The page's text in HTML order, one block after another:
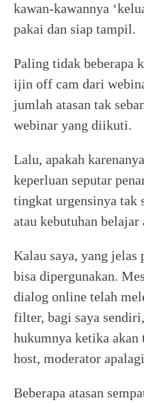
kawan-kawannya
pakai dan siap tampil.
Paling tidak beberapa
ijin off cam dari
jumlah atasan tak
webinar yang diikuti.
Lalu, apakah
keperluan seputar
tingkat urgensinya tak
atau kebutuhan belajar
Kalau saya, yang jelas
bisa dipergunakan.
dialog online telah
filter, bagi saya
hukumnya ketika akan
host, moderator
Beberapa atasan